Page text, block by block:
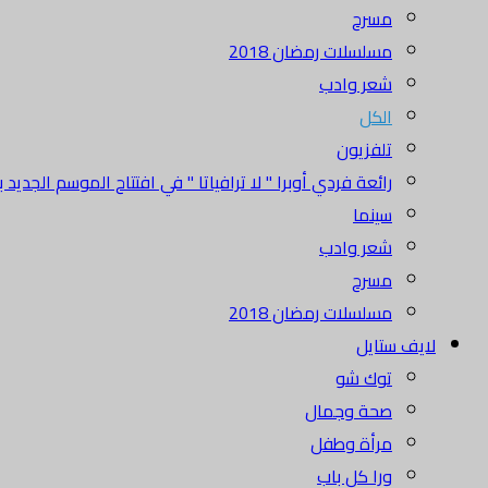
مسرح
مسلسلات رمضان 2018
شعر وادب
الكل
تلفزيون
رائعة فردي أوبرا " لا ترافياتا " في افتتاح الموسم الجديد
سينما
شعر وادب
مسرح
مسلسلات رمضان 2018
لايف ستايل
توك شو
صحة وجمال
مرأة وطفل
ورا كل باب